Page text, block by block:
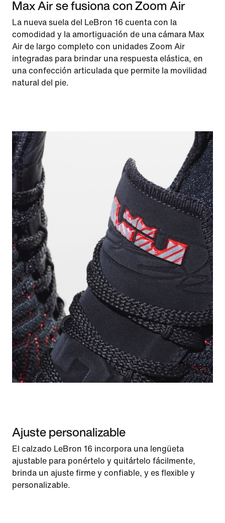
Max Air se fusiona con Zoom Air
La nueva suela del LeBron 16 cuenta con la
comodidad y la amortiguación de una cámara Max
Air de largo completo con unidades Zoom Air
integradas para brindar una respuesta elástica, en
una confección articulada que permite la movilidad
natural del pie.
Ajuste personalizable
El calzado LeBron 16 incorpora una lengüeta
ajustable para ponértelo y quitártelo fácilmente,
brinda un ajuste firme y confiable, y es flexible y
personalizable.